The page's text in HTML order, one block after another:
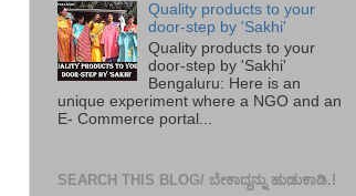
Quality products to your
door-step by 'Sakhi'
Quality products to your
door-step by 'Sakhi'
Bengaluru: Here is an
unique experiment where a NGO and an
E- Commerce portal...
SEARCH THIS BLOG/ ಬೇಕಾದ್ದನ್ನು ಹುಡುಕಾಡಿ.!